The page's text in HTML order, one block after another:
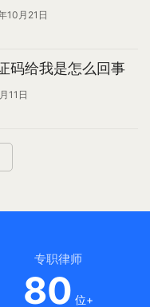
10月21日
码给我是怎么回事
11日
专职律师
80 位+